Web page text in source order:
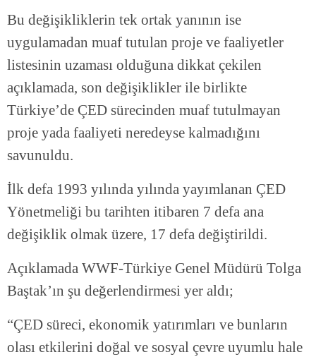
Bu değişikliklerin tek ortak yanının ise
uygulamadan muaf tutulan proje ve faaliyetler
listesinin uzaması olduğuna dikkat çekilen
açıklamada, son değişiklikler ile birlikte
Türkiye’de ÇED sürecinden muaf tutulmayan
proje yada faaliyeti neredeyse kalmadığını
savunuldu.
İlk defa 1993 yılında yılında yayımlanan ÇED
Yönetmeliği bu tarihten itibaren 7 defa ana
değişiklik olmak üzere, 17 defa değiştirildi.
Açıklamada WWF-Türkiye Genel Müdürü Tolga
Baştak’ın şu değerlendirmesi yer aldı;
“ÇED süreci, ekonomik yatırımları ve bunların
olası etkilerini doğal ve sosyal çevre uyumlu hale